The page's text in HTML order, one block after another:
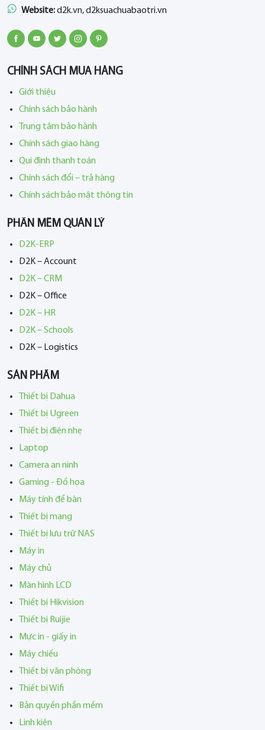
Website:d2k.vn, d2ksuachuabaotri.vn
CHÍNH SÁCH MUA HÀNG
Giới thiệu
Chính sách bảo hành
Trung tâm bảo hành
Chính sách giao hàng
Qui định thanh toán
Chính sách đổi – trả hàng
Chính sách bảo mật thông tin
PHẦN MỀM QUẢN LÝ
D2K-ERP
D2K – Account
D2K – CRM
D2K – Office
D2K – HR
D2K – Schools
D2K – Logistics
SẢN PHẨM
Thiết bị Dahua
Thiết bị Ugreen
Thiết bị điện nhẹ
Laptop
Camera an ninh
Gaming - Đồ họa
Máy tính để bàn
Thiết bị mạng
Thiết bị lưu trữ NAS
Máy in
Máy chủ
Màn hình LCD
Thiết bị Hikvision
Thiết bị Ruijie
Mực in - giấy in
Máy chiếu
Thiết bị văn phòng
Thiết bị Wifi
Bản quyền phần mềm
Linh kiện